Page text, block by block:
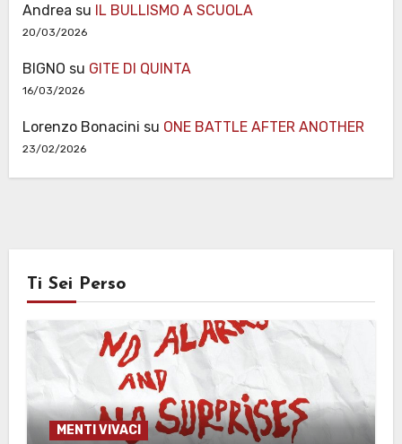
Andrea su IL BULLISMO A SCUOLA
20/03/2026
BIGNO su GITE DI QUINTA
16/03/2026
Lorenzo Bonacini su ONE BATTLE AFTER ANOTHER
23/02/2026
Ti Sei Perso
MENTI VIVACI